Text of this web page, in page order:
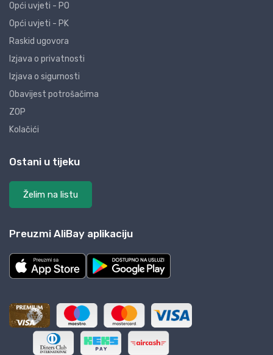
Opći uvjeti - PO
Opći uvjeti - PK
Raskid ugovora
Izjava o privatnosti
Izjava o sigurnosti
Obavijest potrošačima
ZOP
Kolačići
Ostani u tijeku
Želim na listu
Preuzmi AliBay aplikaciju